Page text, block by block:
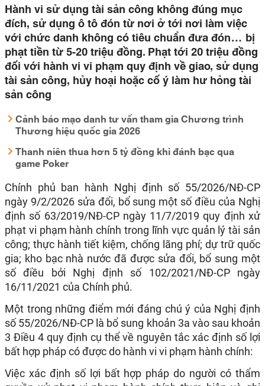
Hành vi sử dụng tài sản công không đúng mục
đích, sử dụng ô tô đón từ nơi ở tới nơi làm việc
với chức danh không có tiêu chuẩn đưa đón… bị
phạt tiền từ 5-20 triệu đồng. Phạt tới 20 triệu đồng
đối với hành vi vi phạm quy định về giao, sử dụng
tài sản công, hủy hoại hoặc cố ý làm hư hỏng tài
sản công
Cảnh báo mạo danh tư vấn tham gia Chương trình
Thương hiệu quốc gia 2026
Thanh niên thua hơn 5 tỷ đồng khi đánh bạc qua
game Poker
Chính phủ ban hành Nghị định số 55/2026/NĐ-CP
ngày 9/2/2026 sửa đổi, bổ sung một số điều của Nghị
định số 63/2019/NĐ-CP ngày 11/7/2019 quy định xử
phạt vi phạm hành chính trong lĩnh vực quản lý tài sản
công; thực hành tiết kiệm, chống lãng phí; dự trữ quốc
gia; kho bạc nhà nước đã được sửa đổi, bổ sung một
số điều bởi Nghị định số 102/2021/NĐ-CP ngày
16/11/2021 của Chính phủ.
Một trong những điểm mới đáng chú ý của Nghị định
số 55/2026/NĐ-CP là bổ sung khoản 3a vào sau khoản
3 Điều 4 quy định cụ thể về nguyên tắc xác định số lợi
bất hợp pháp có được do hành vi vi phạm hành chính:
Việc xác định số lợi bất hợp pháp do người có thẩm